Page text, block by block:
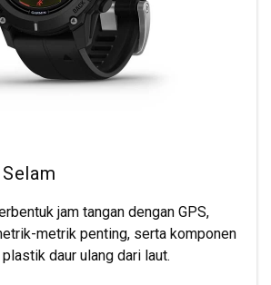
jam tangan dengan GPS,
metrik penting, serta komponen
daur ulang dari laut.